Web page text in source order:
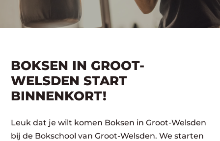
BOKSEN IN GROOT-
WELSDEN START
BINNENKORT!
Leuk dat je wilt komen Boksen in Groot-Welsden
bij de Bokschool van Groot-Welsden. We starten